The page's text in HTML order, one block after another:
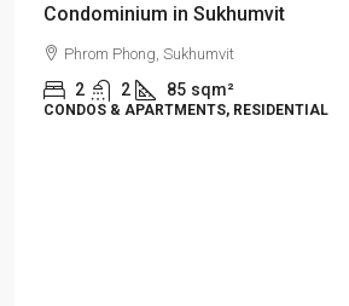
Condominium in Sukhumvit
Phrom Phong, Sukhumvit
2 2 85 sqm²
CONDOS & APARTMENTS, RESIDENTIAL